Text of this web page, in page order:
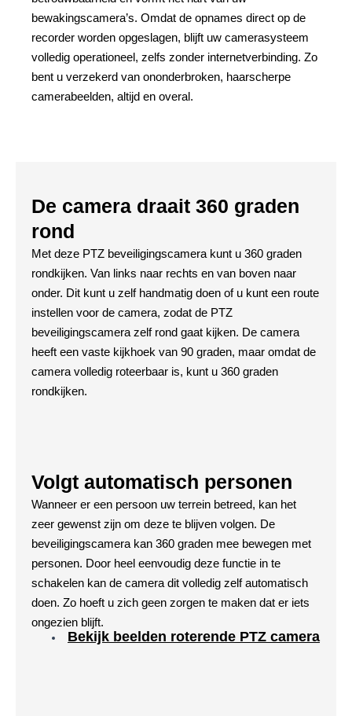
bewakingscamera’s. Omdat de opnames direct op de
recorder worden opgeslagen, blijft uw camerasysteem
volledig operationeel, zelfs zonder internetverbinding. Zo
bent u verzekerd van ononderbroken, haarscherpe
camerabeelden, altijd en overal.
De camera draait 360 graden
rond
Met deze PTZ beveiligingscamera kunt u 360 graden
rondkijken. Van links naar rechts en van boven naar
onder. Dit kunt u zelf handmatig doen of u kunt een route
instellen voor de camera, zodat de PTZ
beveiligingscamera zelf rond gaat kijken. De camera
heeft een vaste kijkhoek van 90 graden, maar omdat de
camera volledig roteerbaar is, kunt u 360 graden
rondkijken.
Volgt automatisch personen
Wanneer er een persoon uw terrein betreed, kan het
zeer gewenst zijn om deze te blijven volgen. De
beveiligingscamera kan 360 graden mee bewegen met
personen. Door heel eenvoudig deze functie in te
schakelen kan de camera dit volledig zelf automatisch
doen. Zo hoeft u zich geen zorgen te maken dat er iets
ongezien blijft.
Bekijk beelden roterende PTZ camera